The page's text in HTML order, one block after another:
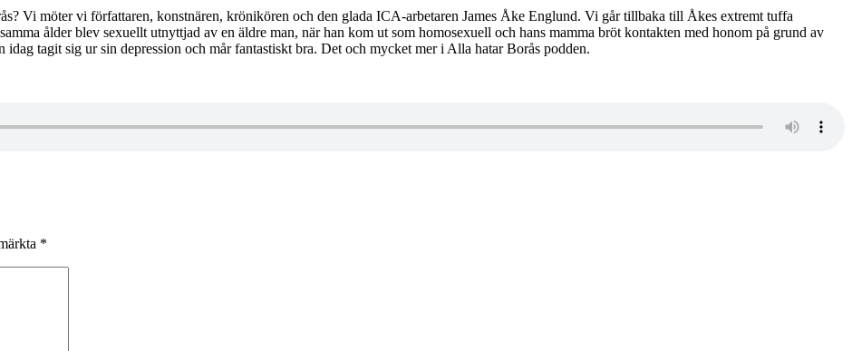
Vi möter vi författaren, konstnären, krönikören och den glada ICA-arbetaren James Åke Englund. Vi går tillbaka till Åkes extremt tuffa
ålder blev sexuellt utnyttjad av en äldre man, när han kom ut som homosexuell och hans mamma bröt kontakten med honom på grund av
tagit sig ur sin depression och mår fantastiskt bra. Det och mycket mer i Alla hatar Borås podden.
*